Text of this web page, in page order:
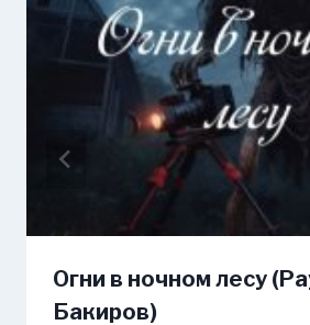
Огни в ночном лесу
Бакиров)